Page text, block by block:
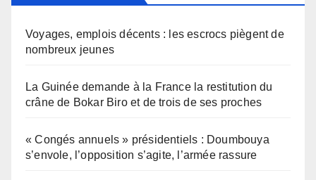
Voyages, emplois décents : les escrocs piègent de
nombreux jeunes
La Guinée demande à la France la restitution du
crâne de Bokar Biro et de trois de ses proches
« Congés annuels » présidentiels : Doumbouya
s’envole, l’opposition s’agite, l’armée rassure